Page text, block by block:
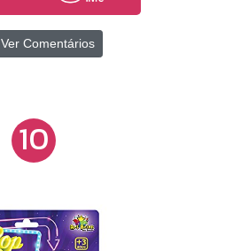
Ver Comentários
10